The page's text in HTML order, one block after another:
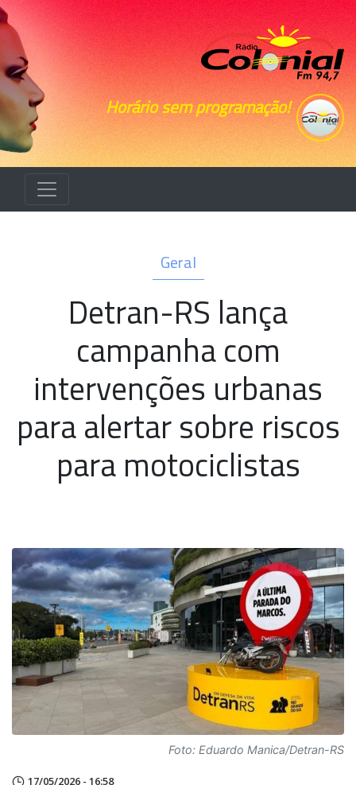
Horário sem programação!
Geral
Detran-RS lança
campanha com
intervenções urbanas
para alertar sobre riscos
para motociclistas
Foto: Eduardo Manica/Detran-RS
17/05/2026 - 16:58